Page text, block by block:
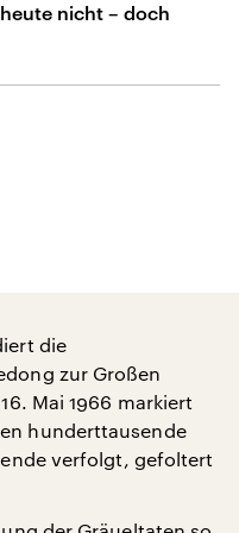
nicht – doch
die
zur Großen
Mai 1966 markiert
hunderttausende
verfolgt, gefoltert